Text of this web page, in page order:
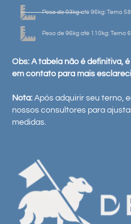
Peso de 93kg até 96kg: Terno
Peso de 96kg até 110kg: Terno
Obs: A tabela não é definitiva,
em contato para mais
Nota: Após adquirir seu terno,
nossos consultores para
medidas.